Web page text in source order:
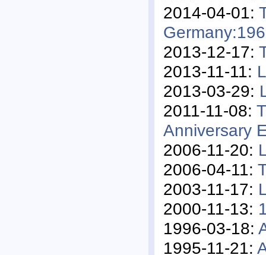
2014-04-01:
2013-12-17:
2013-11-11:
2013-03-29:
2011-11-08:
Anniversary
2006-11-20:
2006-04-11:
2003-11-17:
2000-11-13:
1996-03-18:
1995-11-21: